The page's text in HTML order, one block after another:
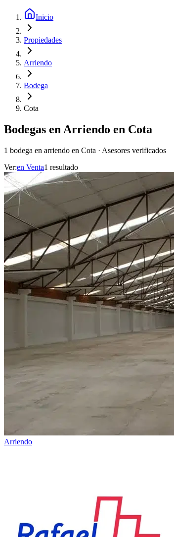
Inicio
Propiedades
Arriendo
Bodega
Cota
Bodegas en Arriendo en Cota
1 bodega en arriendo en Cota · Asesores verificados
Ver:en Venta1 resultado
Arriendo